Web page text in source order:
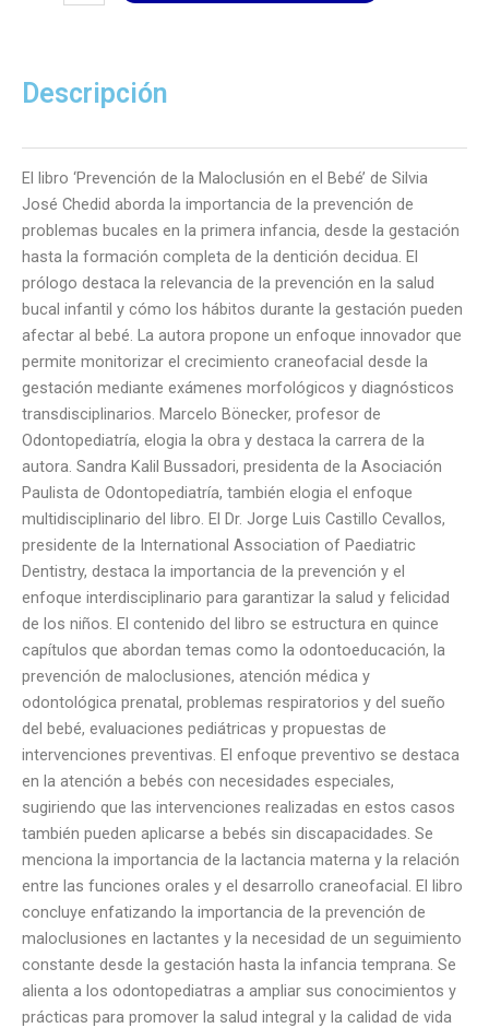
el
el
desarrollo
craneofacial
desde
el
embarazo
cantidad
Descripción
El libro ‘Prevención de la Maloclusión en el Bebé’ de Silvia
José Chedid aborda la importancia de la prevención de
problemas bucales en la primera infancia, desde la gestación
hasta la formación completa de la dentición decidua. El
prólogo destaca la relevancia de la prevención en la salud
bucal infantil y cómo los hábitos durante la gestación pueden
afectar al bebé. La autora propone un enfoque innovador que
permite monitorizar el crecimiento craneofacial desde la
gestación mediante exámenes morfológicos y diagnósticos
transdisciplinarios. Marcelo Bönecker, profesor de
Odontopediatría, elogia la obra y destaca la carrera de la
autora. Sandra Kalil Bussadori, presidenta de la Asociación
Paulista de Odontopediatría, también elogia el enfoque
multidisciplinario del libro. El Dr. Jorge Luis Castillo Cevallos,
presidente de la International Association of Paediatric
Dentistry, destaca la importancia de la prevención y el
enfoque interdisciplinario para garantizar la salud y felicidad
de los niños. El contenido del libro se estructura en quince
capítulos que abordan temas como la odontoeducación, la
prevención de maloclusiones, atención médica y
odontológica prenatal, problemas respiratorios y del sueño
del bebé, evaluaciones pediátricas y propuestas de
intervenciones preventivas. El enfoque preventivo se destaca
en la atención a bebés con necesidades especiales,
sugiriendo que las intervenciones realizadas en estos casos
también pueden aplicarse a bebés sin discapacidades. Se
menciona la importancia de la lactancia materna y la relación
entre las funciones orales y el desarrollo craneofacial. El libro
concluye enfatizando la importancia de la prevención de
maloclusiones en lactantes y la necesidad de un seguimiento
constante desde la gestación hasta la infancia temprana. Se
alienta a los odontopediatras a ampliar sus conocimientos y
prácticas para promover la salud integral y la calidad de vida